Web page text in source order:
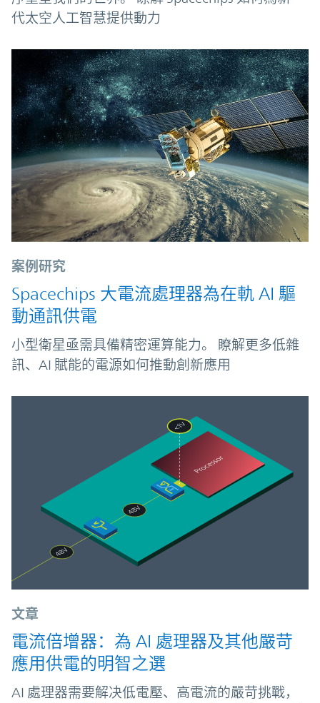
代太空人工智慧提供動力
案例研究
Spacechips 大電流處理器為在軌 AI 驅
動通訊供電
小型衛星亟需具備精密運算能力。 瞭解更多低雜
訊、AI 賦能的電源如何推動創新應用
文章
電流倍增器：為 AI 處理器及其他嚴苛
應用供電的明智之選
AI 處理器需要解决低電壓、高電流的嚴苛挑戰，